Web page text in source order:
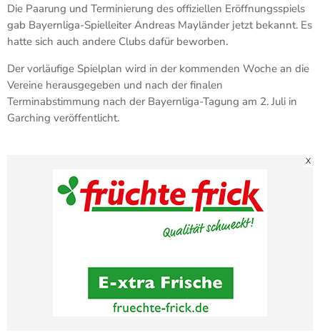
Die Paarung und Terminierung des offiziellen Eröffnungsspiels
gab Bayernliga-Spielleiter Andreas Mayländer jetzt bekannt. Es
hatte sich auch andere Clubs dafür beworben.
Der vorläufige Spielplan wird in der kommenden Woche an die
Vereine herausgegeben und nach der finalen
Terminabstimmung nach der Bayernliga-Tagung am 2. Juli in
Garching veröffentlicht.
X